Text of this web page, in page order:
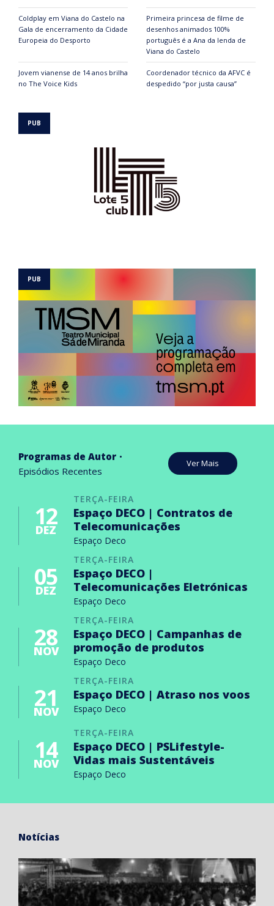
Coldplay em Viana do Castelo na
Gala de encerramento da Cidade
Europeia do Desporto
Primeira princesa de filme de
desenhos animados 100%
português é a Ana da lenda de
Viana do Castelo
Jovem vianense de 14 anos brilha
no The Voice Kids
Coordenador técnico da AFVC é
despedido “por justa causa”
Programas de Autor
Episódios Recentes
Ver Mais
TERÇA-FEIRA
12
DEZ
Espaço DECO | Contratos de
Telecomunicações
Espaço Deco
TERÇA-FEIRA
05
DEZ
Espaço DECO |
Telecomunicações Eletrónicas
Espaço Deco
TERÇA-FEIRA
28
NOV
Espaço DECO | Campanhas de
promoção de produtos
Espaço Deco
TERÇA-FEIRA
21
NOV
Espaço DECO | Atraso nos voos
Espaço Deco
TERÇA-FEIRA
14
NOV
Espaço DECO | PSLifestyle-
Vidas mais Sustentáveis
Espaço Deco
Notícias